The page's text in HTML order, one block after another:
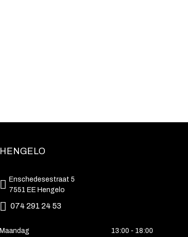
HENGELO
Enschedesestraat 5
7551 EE Hengelo
074 291 24 53
Maandag 13:00 - 18:00